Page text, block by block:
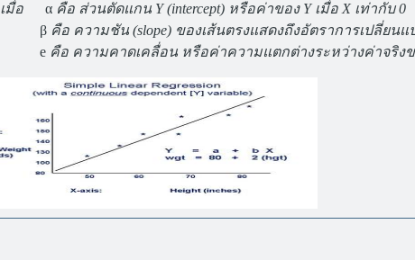
เมื่อ α คือ ส่วนตัดแกน Y (intercept) หรือค่าของ Y เมื่อ X เท่ากับ 0
β คือ ความชัน (slope) ของเส้นตรงแสดงถึงอัตราการเปลี่ยนแ
e คือ ความคาดเคลื่อน หรือค่าความแตกต่างระหว่างค่าจริง